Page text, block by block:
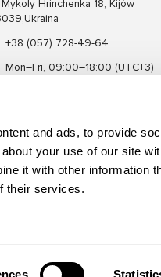
and ads, to provide
your use of our site
it with other information
their services.
Hrinchenka 18, Kijów
+38 (057) 728-49-64
Mon–Fri, 09:00–18:00 (UTC+3)
Sprzęt